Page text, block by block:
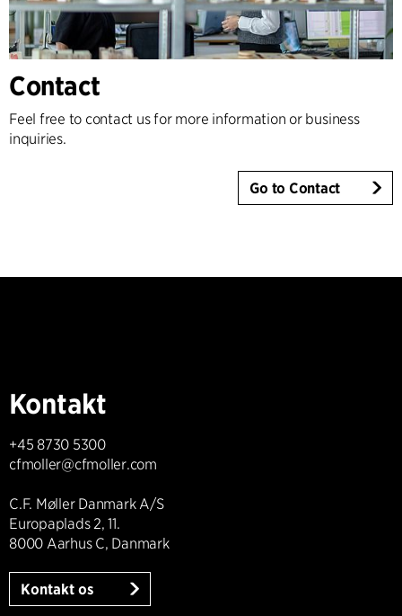
Contact
Feel free to contact us for more information or business
inquiries.
Go to Contact
Kontakt
+45 8730 5300
cfmoller@cfmoller.com
C.F. Møller Danmark A/S
Europaplads 2, 11.
8000 Aarhus C, Danmark
Kontakt os